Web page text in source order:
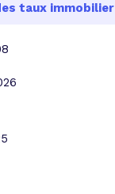
taux immobilier